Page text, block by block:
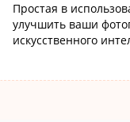
Простая в
улучшить ваши
искусственного